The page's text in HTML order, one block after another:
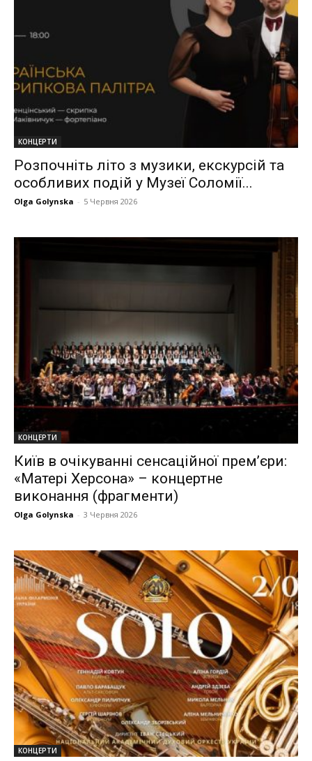
КОНЦЕРТИ
Розпочніть літо з музики, екскурсій та
особливих подій у Музеї Соломії...
Olga Golynska - 5 Червня 2026
КОНЦЕРТИ
Київ в очікуванні сенсаційної прем’єри:
«Матері Херсона» – концертне
виконання (фрагменти)
Olga Golynska - 3 Червня 2026
КОНЦЕРТИ